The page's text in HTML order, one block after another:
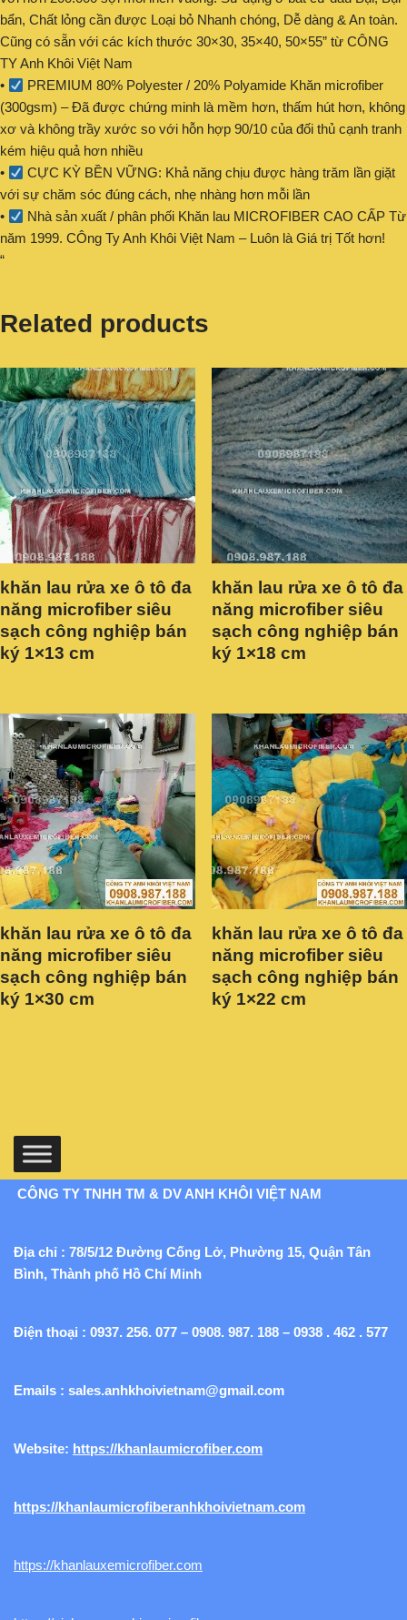
bẩn, Chất lỏng cần được Loại bỏ Nhanh chóng, Dễ dàng & An toàn.
Cũng có sẵn với các kích thước 30×30, 35×40, 50×55” từ CÔNG
TY Anh Khôi Việt Nam
•
PREMIUM 80% Polyester / 20% Polyamide Khăn microfiber
(300gsm) – Đã được chứng minh là mềm hơn, thấm hút hơn, không
xơ và không trầy xước so với hỗn hợp 90/10 của đối thủ cạnh tranh
kém hiệu quả hơn nhiều
•
CỰC KỲ BỀN VỮNG: Khả năng chịu được hàng trăm lần giặt
với sự chăm sóc đúng cách, nhẹ nhàng hơn mỗi lần
•
Nhà sản xuất / phân phối Khăn lau MICROFIBER CAO CẤP Từ
năm 1999. CÔng Ty Anh Khôi Việt Nam – Luôn là Giá trị Tốt hơn!
“
Related products
khăn lau rửa xe ô tô đa
năng microfiber siêu
sạch công nghiệp bán
ký 1×13 cm
khăn lau rửa xe ô tô đa
năng microfiber siêu
sạch công nghiệp bán
ký 1×18 cm
khăn lau rửa xe ô tô đa
năng microfiber siêu
sạch công nghiệp bán
ký 1×30 cm
khăn lau rửa xe ô tô đa
năng microfiber siêu
sạch công nghiệp bán
ký 1×22 cm
CÔNG TY TNHH TM & DV ANH KHÔI VIỆT NAM
Địa chỉ : 78/5/12 Đường Cống Lở, Phường 15, Quận Tân
Bình, Thành phố Hồ Chí Minh
Điện thoại : 0937. 256. 077 – 0908. 987. 188 – 0938 . 462 . 577
Emails : sales.anhkhoivietnam@gmail.com
Website: https://khanlaumicrofiber.com
https://khanlaumicrofiberanhkhoivietnam.com
https://khanlauxemicrofiber.com